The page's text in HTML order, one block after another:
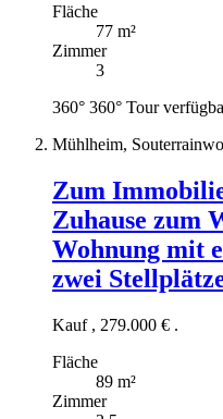
Fläche
77 m²
Zimmer
3
360° 360° Tour
Mühlheim,
Zum
Zuhause zum
Wohnung mit
zwei
Kauf , 279.000 € .
Fläche
89 m²
Zimmer